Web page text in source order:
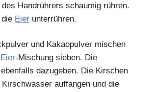
Handrührers schaumig rühren.
Eier unterrühren.
und Kakaopulver mischen
Eier-Mischung sieben. Die
dazugeben. Die Kirschen
auffangen und die